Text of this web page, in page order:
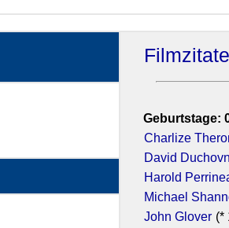
Geburtstage:
Charlize
David
Harold
Michael
John Glover (*